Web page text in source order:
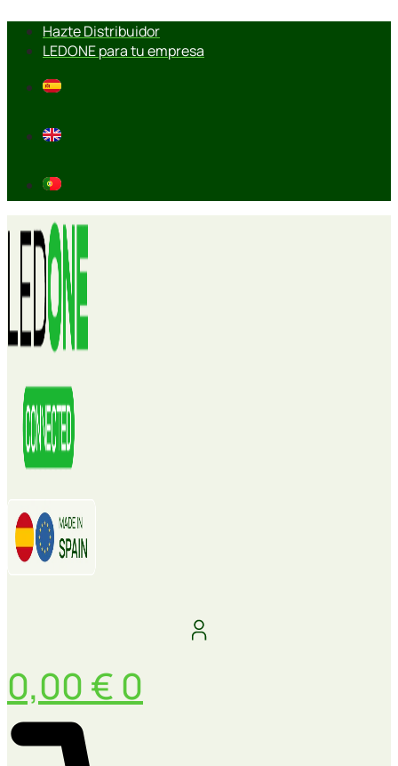
contenido
Hazte Distribuidor
LEDONE para tu empresa
0,00 € 0